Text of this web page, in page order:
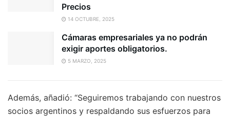
Precios
14 OCTUBRE, 2025
Cámaras empresariales ya no podrán
exigir aportes obligatorios.
5 MARZO, 2025
Además, añadió: “Seguiremos trabajando con nuestros
socios argentinos y respaldando sus esfuerzos para